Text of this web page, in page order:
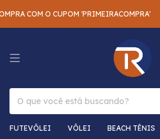
COM O CUPOM 'PRIMEIRACOMPRA' 5%
FUTEVÔLEI VÔLEI BEACH TÊNIS